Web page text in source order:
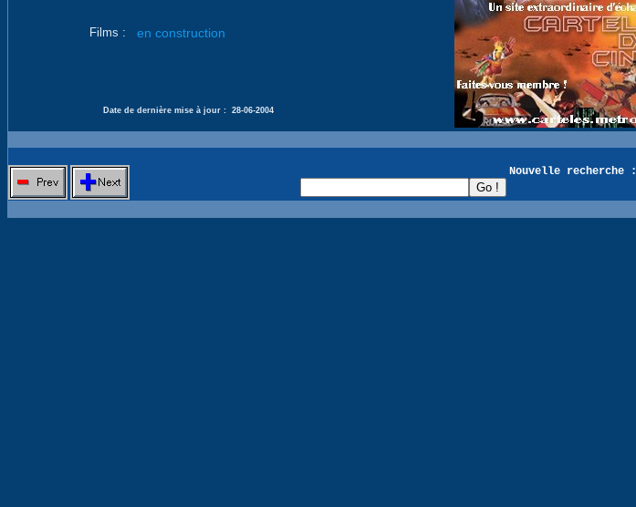
Films : en construction
Date de dernière mise à jour : 28-06-2004
Nouvelle recherche :